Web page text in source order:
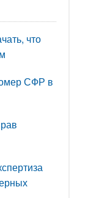
что
СФР в